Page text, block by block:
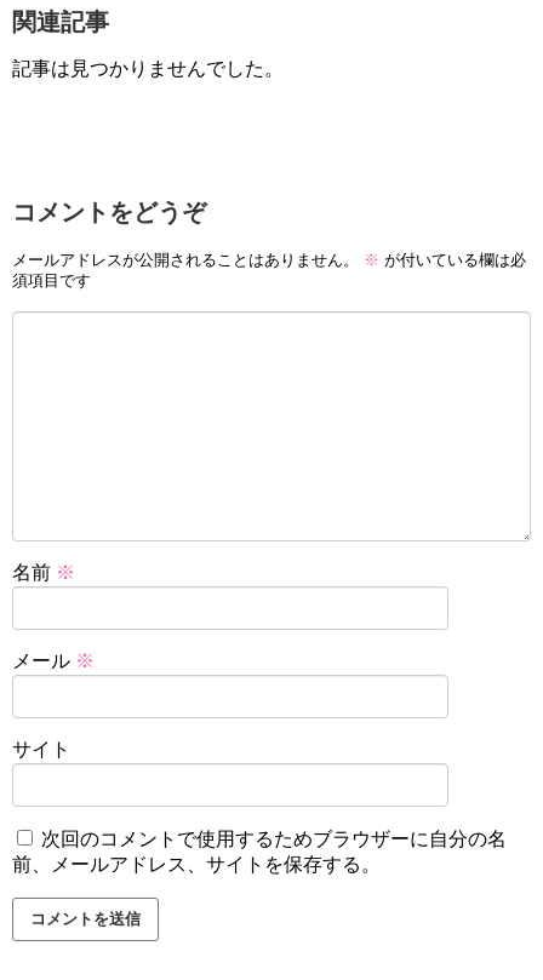
関連記事
記事は見つかりませんでした。
コメントをどうぞ
メールアドレスが公開されることはありません。 ※ が付いている欄は必
須項目です
名前 ※
メール ※
サイト
次回のコメントで使用するためブラウザーに自分の名
前、メールアドレス、サイトを保存する。